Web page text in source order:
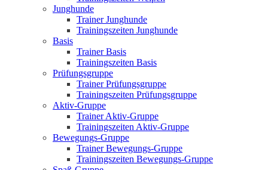
Junghunde
Trainer Junghunde
Trainingszeiten Junghunde
Basis
Trainer Basis
Trainingszeiten Basis
Prüfungsgruppe
Trainer Prüfungsgruppe
Trainingszeiten Prüfungsgruppe
Aktiv-Gruppe
Trainer Aktiv-Gruppe
Trainingszeiten Aktiv-Gruppe
Bewegungs-Gruppe
Trainer Bewegungs-Gruppe
Trainingszeiten Bewegungs-Gruppe